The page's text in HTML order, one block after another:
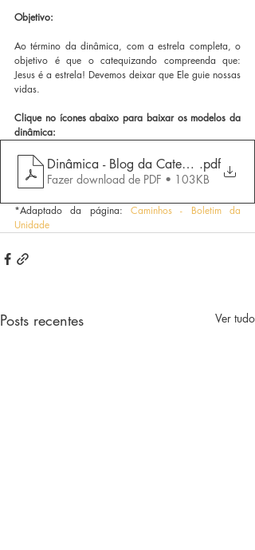
Objetivo:
Ao término da dinâmica, com a estrela completa, o
objetivo é que o catequizando compreenda que:
Jesus é a estrela! Devemos deixar que Ele guie nossas
vidas.
Clique no ícones abaixo para baixar os modelos da
dinâmica:
Dinâmica - Blog da Catequese
.pdf
Fazer download de PDF • 103KB
*Adaptado da página: Caminhos - Boletim da
Unidade
Posts recentes Ver tudo